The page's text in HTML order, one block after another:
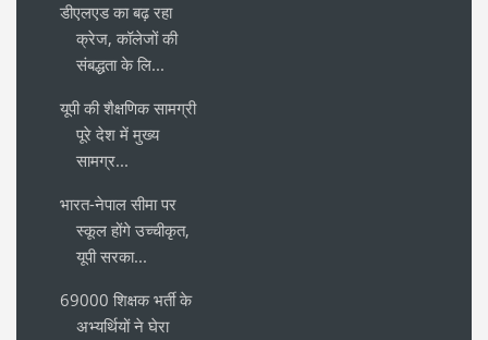
डीएलएड का बढ़ रहा
क्रेज, कॉलेजों की
संबद्धता के लि...
यूपी की शैक्षणिक सामग्री
पूरे देश में मुख्य
सामग्र...
भारत-नेपाल सीमा पर
स्कूल होंगे उच्चीकृत,
यूपी सरका...
69000 शिक्षक भर्ती के
अभ्यर्थियों ने घेरा